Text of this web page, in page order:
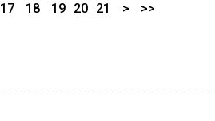
17 18 19 20 21 > >>